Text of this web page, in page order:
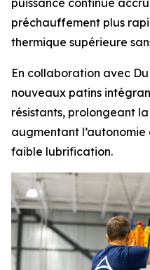
puissance continue
préchauffement plus
thermique supérieure
En collaboration avec
nouveaux patins
résistants, prolongeant
augmentant
faible lubrification.